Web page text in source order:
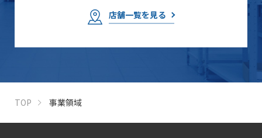
店舗一覧を見る
TOP 事業領域